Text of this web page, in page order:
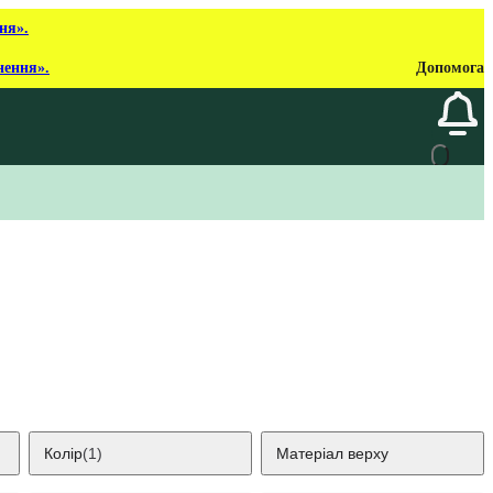
Допомога
Колір(1) Матеріал верху